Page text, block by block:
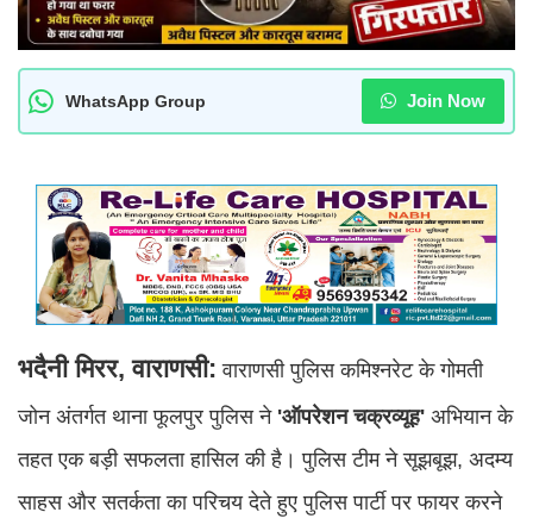
WhatsApp Group Join Now
भदैनी मिरर, वाराणसी: वाराणसी पुलिस कमिश्नरेट के गोमती
जोन अंतर्गत थाना फूलपुर पुलिस ने 'ऑपरेशन चक्रव्यूह' अभियान के
तहत एक बड़ी सफलता हासिल की है। पुलिस टीम ने सूझबूझ, अदम्य
साहस और सतर्कता का परिचय देते हुए पुलिस पार्टी पर फायर करने